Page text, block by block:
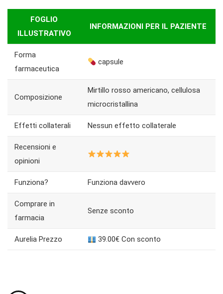
FOGLIO
ILLUSTRATIVO
INFORMAZIONI PER IL PAZIENTE
Forma
farmaceutica
capsule
Composizione
Mirtillo rosso americano, cellulosa
microcristallina
Effetti collaterali Nessun effetto collaterale
Recensioni e
opinioni
Funziona? Funziona davvero
Comprare in
farmacia
Senze sconto
Aurelia Prezzo 39.00€ Con sconto